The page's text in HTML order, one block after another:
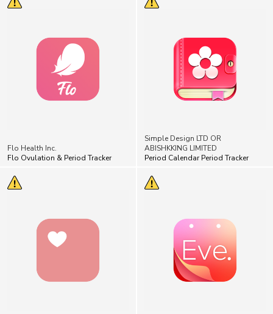
Flo Health Inc.
Flo Ovulation & Period Tracker
Simple Design LTD OR
ABISHKKING LIMITED
Period Calendar Period Tracker